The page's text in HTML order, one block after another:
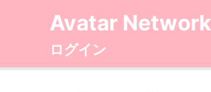
Avatar Network
ログイン